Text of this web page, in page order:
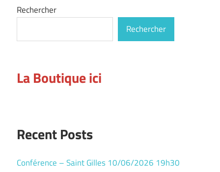
Rechercher
Rechercher
La Boutique ici
Recent Posts
Conférence – Saint Gilles 10/06/2026 19h30